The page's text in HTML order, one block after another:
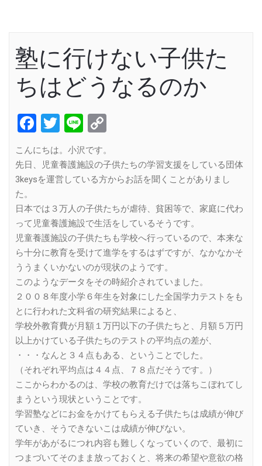
塾に行けない子供た
ちはどうなるのか
Facebook
Twitter
Line
こんにちは。小沢です。
先日、児童養護施設の子供たちの学習支援をしている団体
3keysを運営している方からお話を聞くことがありまし
た。
日本では３万人の子供たちが虐待、貧困等で、家庭に代わ
って児童養護施設で生活をしているそうです。
児童養護施設の子供たちも学校へ行っているので、本来な
ら十分に教育を受けて進学をするはずですが、なかなかそ
ううまくいかないのが現状のようです。
このようなデータをその時紹介されていました。
２００８年度小学６年生を対象にした全国学力テストをも
とに行われた文科省の研究結果によると、
学校外教育費が月額１万円以下の子供たちと、月額５万円
以上かけている子供たちのテストの平均点の差が、
・・・なんと３４点もある、ということでした。
（それぞれ平均点は４４点、７８点だそうです。）
ここからわかるのは、学校の教育だけでは落ちこぼれてし
まうという現状ということです。
学習塾などにお金をかけてもらえる子供たちは成績が伸び
ていき、そうできないこは成績が伸びない。
学年があがるにつれ内容も難しくなっていくので、最初に
つまづいてそのまま放っておくと、将来の希望や意欲の格